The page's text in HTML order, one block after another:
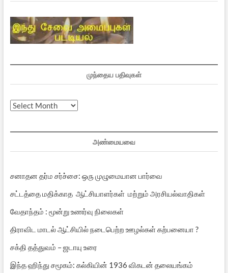
முந்தைய பதிவுகள்
முந்தைய
அண்மையவை
சனாதன தர்ம சர்ச்சை: ஒரு முழுமையான பார்வை
சட்டத்தை மதிக்காத ஆட்சியாளர்கள் மற்றும் அரசியல்வாதிகள்
வேதாந்தம் : மூன்று உணர்வு நிலைகள்
திராவிட மாடல் ஆட்சியில் நடைபெற்ற ஊழல்கள் கற்பனையா ?
சக்தி தத்துவம் – ஜடாயு உரை
இந்த ஹிந்து சமூகம்: கல்கியின் 1936 விகடன் தலையங்கம்